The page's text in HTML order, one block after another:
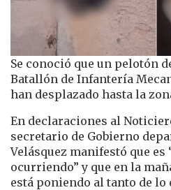
Se conoció que un pelotón
Batallón de Infantería
han desplazado hasta la
En declaraciones al
secretario de Gobierno
Velásquez manifestó que
ocurriendo” y que en la
está poniendo al tanto de lo